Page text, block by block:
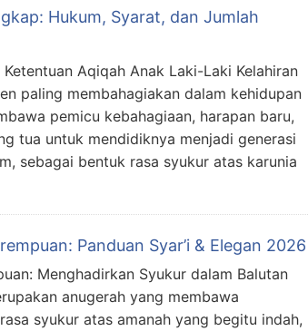
Hukum, Syarat, dan Jumlah
Aqiqah Anak Laki-Laki Kelahiran
paling membahagiakan dalam kehidupan
pemicu kebahagiaan, harapan baru,
tua untuk mendidiknya menjadi generasi
sebagai bentuk rasa syukur atas karunia
Panduan Syar’i & Elegan 2026
Menghadirkan Syukur dalam Balutan
anugerah yang membawa
syukur atas amanah yang begitu indah,